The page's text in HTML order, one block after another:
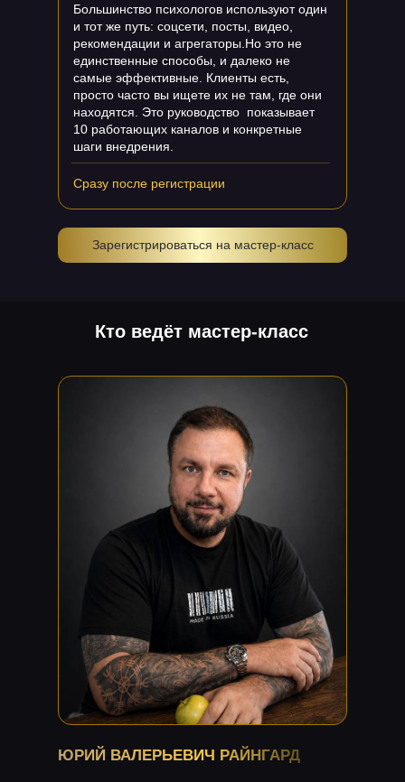
Зарегистрироваться на мастер-класс
Большинство психологов используют один
и тот же путь: соцсети, посты, видео,
рекомендации и агрегаторы.Но это не
единственные способы, и далеко не
самые эффективные. Клиенты есть,
просто часто вы ищете их не там, где они
находятся. Это руководство показывает
10 работающих каналов и конкретные
шаги внедрения.
Сразу после регистрации
Кто ведёт мастер-класс
ЮРИЙ ВАЛЕРЬЕВИЧ РАЙНГАРД